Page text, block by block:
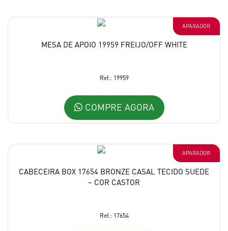
APARADOR
MESA DE APOIO 19959 FREIJO/OFF WHITE
Ref.: 19959
COMPRE AGORA
APARADOR
CABECEIRA BOX 17654 BRONZE CASAL TECIDO SUEDE
– COR CASTOR
Ref.: 17654